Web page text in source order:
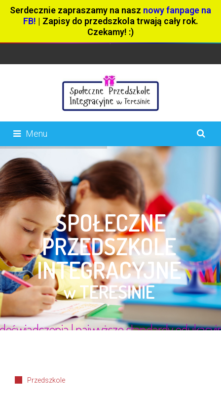
Serdecznie zapraszamy na nasz nowy fanpage na
FB! | Zapisy do przedszkola trwają cały rok.
Czekamy! :)
Menu
Przedszkole